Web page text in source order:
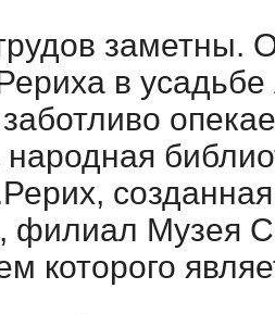
заметны.
в
филиал Музея
которого